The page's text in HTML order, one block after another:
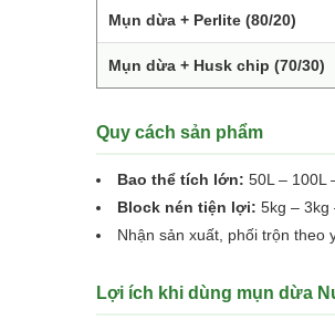
Mụn dừa + Perlite (80/20)
Mụn dừa + Husk chip (70/30)
Quy cách sản phẩm
Bao thể tích lớn: 50L – 100L
Block nén tiện lợi: 5kg – 3kg
Nhận sản xuất, phối trộn theo
Lợi ích khi dùng mụn dừa